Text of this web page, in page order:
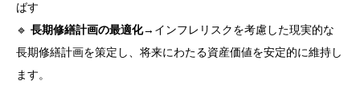
ばす
🔹 長期修繕計画の最適化→インフレリスクを考慮した現実的な
長期修繕計画を策定し、将来にわたる資産価値を安定的に維持し
ます。